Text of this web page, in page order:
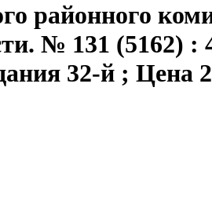
районного
№ 131 (5162)
32-й ; Цена